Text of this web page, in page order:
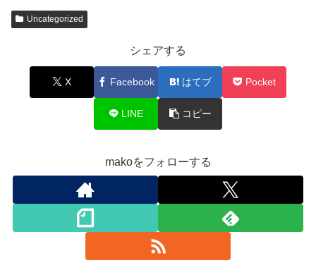
Uncategorized
シェアする
X Facebook はてブ Pocket
LINE コピー
makoをフォローする